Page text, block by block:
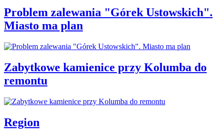
Problem zalewania "Górek Ustowskich".
Miasto ma plan
Zabytkowe kamienice przy Kolumba do
remontu
Region